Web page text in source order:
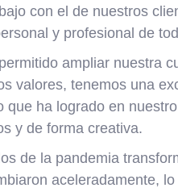
con el de nuestros
y profesional de
ampliar nuestra
valores, tenemos una
que ha logrado en
y de forma creativa.
de la pandemia
aceleradamente,